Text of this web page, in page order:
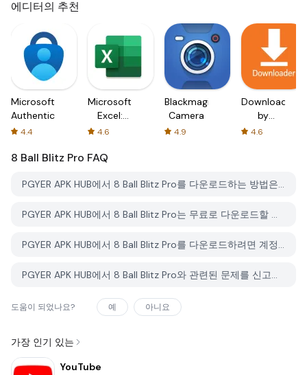
에디터의 추천
Microsoft
Authenticator
4.4
Microsoft
Excel:
Spreadsheets
4.6
Blackmagic
Camera
4.9
Downloader
by
AFTVnews
4.6
8 Ball Blitz Pro FAQ
PGYER APK HUB에서 8 Ball Blitz Pro를 다운로드하는 방법은 무엇인가요?
PGYER APK HUB에서 8 Ball Blitz Pro는 무료로 다운로드할 수 있나요?
PGYER APK HUB에서 8 Ball Blitz Pro를 다운로드하려면 계정이 필요한가요?
PGYER APK HUB에서 8 Ball Blitz Pro와 관련된 문제를 신고하는 방법은 무엇인가요?
도움이 되었나요? 예 아니요
가장 인기 있는
YouTube